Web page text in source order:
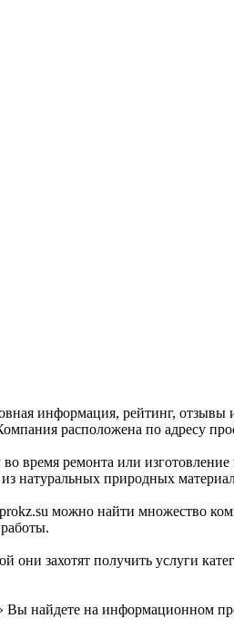
информация, рейтинг,
расположена по адресу
ремонта или изготовление
натуральных природных
можно найти множество
они захотят получить услуги
найдете на информационном